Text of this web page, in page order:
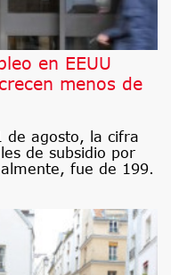
en EEUU
menos de
de agosto, la cifra
de subsidio por
fue de 199.